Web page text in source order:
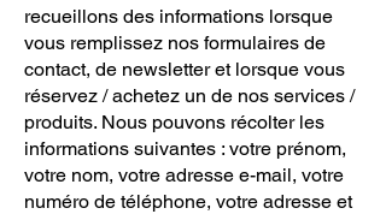
recueillons des informations lorsque
vous remplissez nos formulaires de
contact, de newsletter et lorsque vous
réservez / achetez un de nos services /
produits. Nous pouvons récolter les
informations suivantes : votre prénom,
votre nom, votre adresse e-mail, votre
numéro de téléphone, votre adresse et